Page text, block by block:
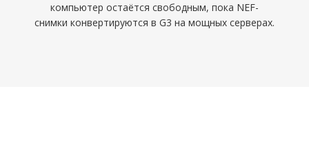
компьютер остаётся свободным, пока NEF-
снимки конвертируются в G3 на мощных серверах.